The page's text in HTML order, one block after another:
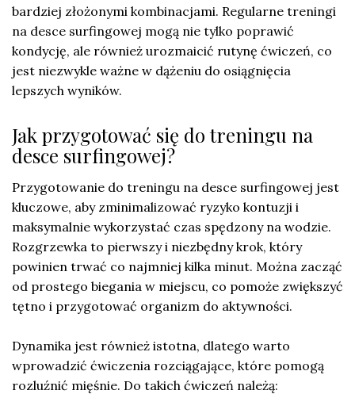
bardziej złożonymi kombinacjami. Regularne treningi
na desce surfingowej mogą nie tylko poprawić
kondycję, ale również urozmaicić rutynę ćwiczeń, co
jest niezwykle ważne w dążeniu do osiągnięcia
lepszych wyników.
Jak przygotować się do treningu na
desce surfingowej?
Przygotowanie do treningu na desce surfingowej jest
kluczowe, aby zminimalizować ryzyko kontuzji i
maksymalnie wykorzystać czas spędzony na wodzie.
Rozgrzewka to pierwszy i niezbędny krok, który
powinien trwać co najmniej kilka minut. Można zacząć
od prostego biegania w miejscu, co pomoże zwiększyć
tętno i przygotować organizm do aktywności.
Dynamika jest również istotna, dlatego warto
wprowadzić ćwiczenia rozciągające, które pomogą
rozluźnić mięśnie. Do takich ćwiczeń należą: